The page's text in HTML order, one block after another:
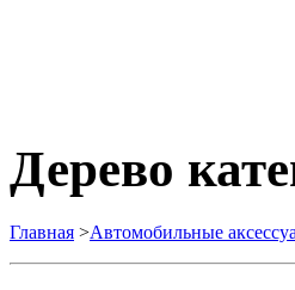
Дерево
Главная >Автомобильные